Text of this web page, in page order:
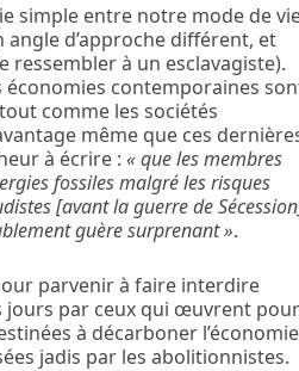
simple entre notre mode de
angle d’approche différent, et
ressembler à un esclavagiste).
économies contemporaines
comme les sociétés
même que ces
à écrire :« que les membres
fossiles malgré les risques
[avant la guerre de
guère surprenant ».
parvenir à faire interdire
jours par ceux qui œuvrent
à décarboner l’économie
jadis par les abolitionnistes.